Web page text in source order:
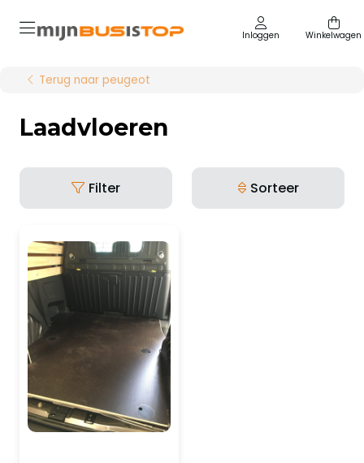
Inloggen Winkelwagen
Terug naar peugeot
Laadvloeren
Filter Sorteer